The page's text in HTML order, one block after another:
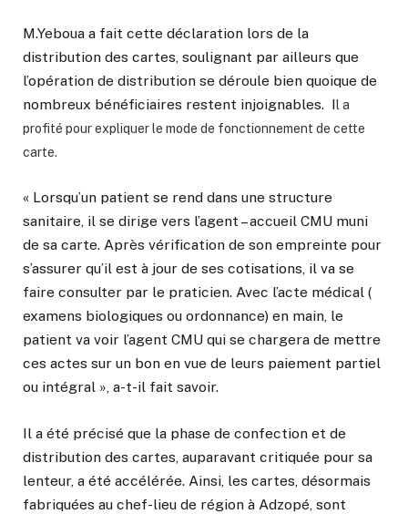
M.Yeboua a fait cette déclaration lors de la
distribution des cartes, soulignant par ailleurs que
l’opération de distribution se déroule bien quoique de
nombreux bénéficiaires restent injoignables. Il a
profité pour expliquer le mode de fonctionnement de cette
carte.
« Lorsqu’un patient se rend dans une structure
sanitaire, il se dirige vers l’agent – accueil CMU muni
de sa carte. Après vérification de son empreinte pour
s’assurer qu’il est à jour de ses cotisations, il va se
faire consulter par le praticien. Avec l’acte médical (
examens biologiques ou ordonnance) en main, le
patient va voir l’agent CMU qui se chargera de mettre
ces actes sur un bon en vue de leurs paiement partiel
ou intégral », a-t-il fait savoir.
Il a été précisé que la phase de confection et de
distribution des cartes, auparavant critiquée pour sa
lenteur, a été accélérée. Ainsi, les cartes, désormais
fabriquées au chef-lieu de région à Adzopé, sont